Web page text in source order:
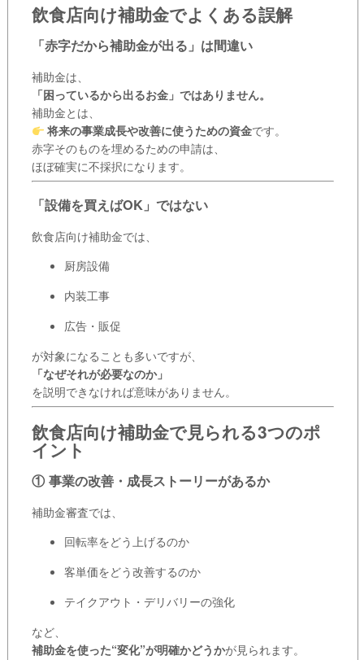
飲食店向け補助金でよくある誤解
「赤字だから補助金が出る」は間違い
補助金は、
「困っているから出るお金」ではありません。
補助金とは、
将来の事業成長や改善に使うための資金です。
赤字そのものを埋めるための申請は、
ほぼ確実に不採択になります。
「設備を買えばOK」ではない
飲食店向け補助金では、
厨房設備
内装工事
広告・販促
が対象になることも多いですが、
「なぜそれが必要なのか」
を説明できなければ意味がありません。
飲食店向け補助金で見られる3つのポ
イント
① 事業の改善・成長ストーリーがあるか
補助金審査では、
回転率をどう上げるのか
客単価をどう改善するのか
テイクアウト・デリバリーの強化
など、
補助金を使った“変化”が明確かどうかが見られます。